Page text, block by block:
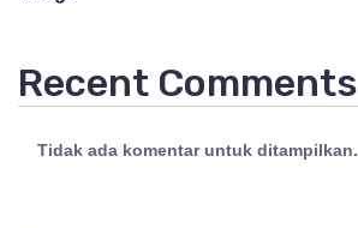
Recent Comments
Tidak ada komentar untuk ditampilkan.